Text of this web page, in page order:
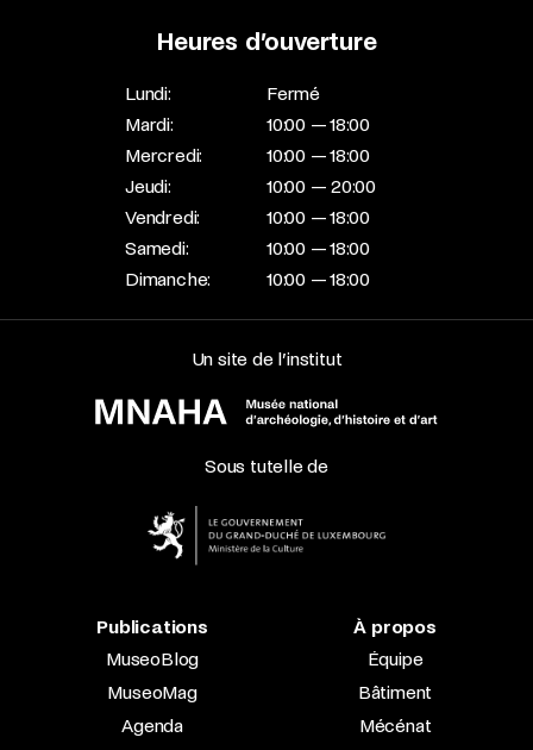
Heures d’ouverture
Lundi:
Fermé
Mardi:
10:00 — 18:00
Mercredi:
10:00 — 18:00
Jeudi:
10:00 — 20:00
Vendredi:
10:00 — 18:00
Samedi:
10:00 — 18:00
Dimanche:
10:00 — 18:00
Un site de l’institut
Sous tutelle de
Publications
MuseoBlog
MuseoMag
Agenda
À propos
Équipe
Bâtiment
Mécénat